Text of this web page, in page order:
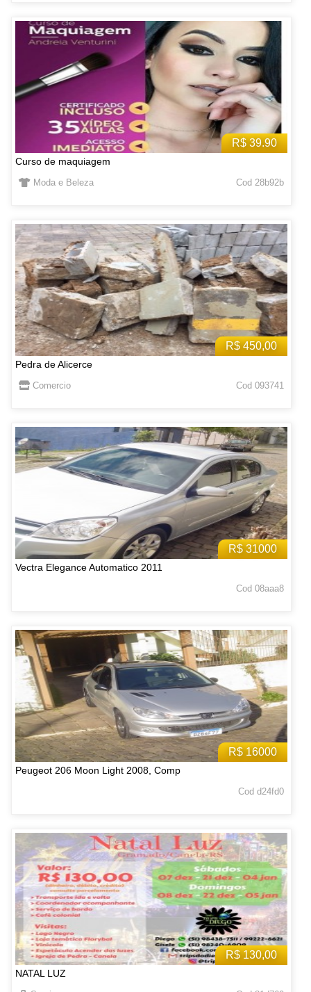
R$ 39.90
Curso de maquiagem
Moda e Beleza Cod 28b92b
R$ 450,00
Pedra de Alicerce
Comercio Cod 093741
R$ 31000
Vectra Elegance Automatico 2011
Cod 08aaa8
R$ 16000
Peugeot 206 Moon Light 2008, Comp
Cod d24fd0
R$ 130,00
NATAL LUZ